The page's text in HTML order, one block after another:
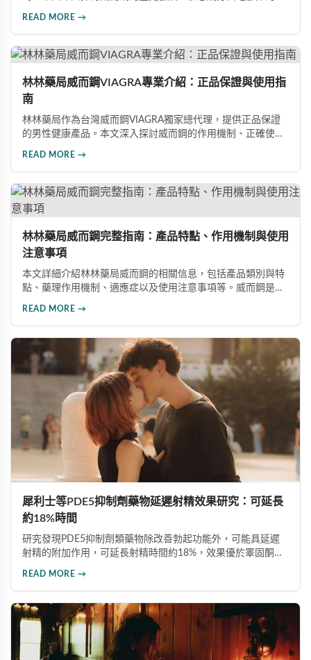
READ MORE →
林林藥局威而鋼VIAGRA專業介紹：正品保證與使用指
南
林林藥局作為台灣威而鋼VIAGRA獨家總代理，提供正品保證
的男性健康產品。本文深入探討威而鋼的作用機制、正確使用
READ MORE →
林林藥局威而鋼完整指南：產品特點、作用機制與使用
注意事項
本文詳細介紹林林藥局威而鋼的相關信息，包括產品類別與特
點、藥理作用機制、適應症以及使用注意事項等。威而鋼是口
READ MORE →
犀利士等PDE5抑制劑藥物延遲射精效果研究：可延長
約18%時間
研究發現PDE5抑制劑類藥物除改善勃起功能外，可能具延遲
射精的附加作用，可延長射精時間約18%，效果優於睪固酮補
READ MORE →